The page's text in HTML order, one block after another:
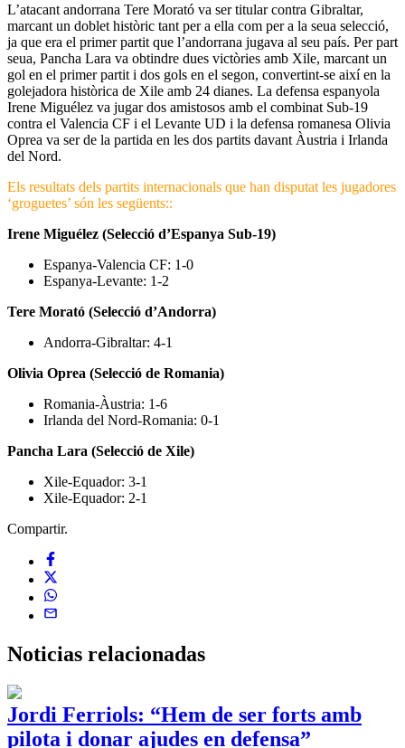
L’atacant andorrana Tere Morató va ser titular contra Gibraltar,
marcant un doblet històric tant per a ella com per a la seua selecció,
ja que era el primer partit que l’andorrana jugava al seu país. Per part
seua, Pancha Lara va obtindre dues victòries amb Xile, marcant un
gol en el primer partit i dos gols en el segon, convertint-se així en la
golejadora històrica de Xile amb 24 dianes. La defensa espanyola
Irene Miguélez va jugar dos amistosos amb el combinat Sub-19
contra el Valencia CF i el Levante UD i la defensa romanesa Olivia
Oprea va ser de la partida en les dos partits davant Àustria i Irlanda
del Nord.
Els resultats dels partits internacionals que han disputat les jugadores
‘groguetes’ són les següents::
Irene Miguélez (Selecció d’Espanya Sub-19)
Espanya-Valencia CF: 1-0
Espanya-Levante: 1-2
Tere Morató (Selecció d’Andorra)
Andorra-Gibraltar: 4-1
Olivia Oprea (Selecció de Romania)
Romania-Àustria: 1-6
Irlanda del Nord-Romania: 0-1
Pancha Lara (Selecció de Xile)
Xile-Equador: 3-1
Xile-Equador: 2-1
Compartir.
Noticias relacionadas
Jordi Ferriols: “Hem de ser forts amb
pilota i donar ajudes en defensa”